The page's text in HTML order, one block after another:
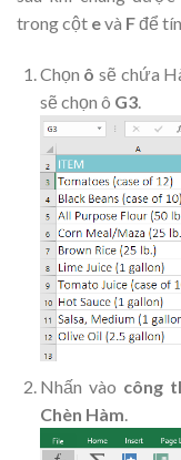
trong cột evà Fđể
Chọn ô sẽ chứa
sẽ chọn ô G3.
Nhấn vào công
Chèn Hàm.